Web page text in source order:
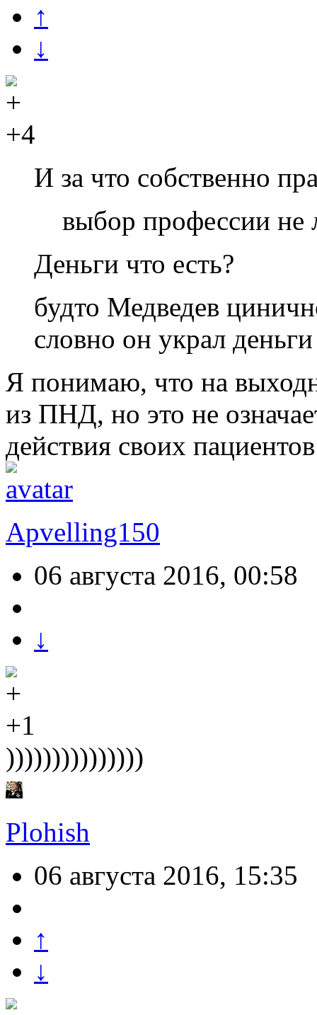
↑
↓
+4
И за что собственно
выбор профессии
Деньги что есть?
будто Медведев
словно он украл
Я понимаю, что на
из ПНД, но это не
действия своих пациентов
Apvelling150
06 августа 2016, 00:58
↓
+1
)))))))))))))))
Plohish
06 августа 2016, 15:35
↑
↓